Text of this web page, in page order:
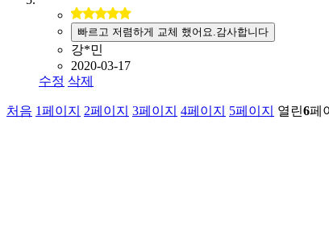
빠르고 저렴하게 교체 했어요.감사합니다
강*민
2020-03-17
수정 삭제
처음 1페이지 2페이지 3페이지 4페이지 5페이지 열린6페